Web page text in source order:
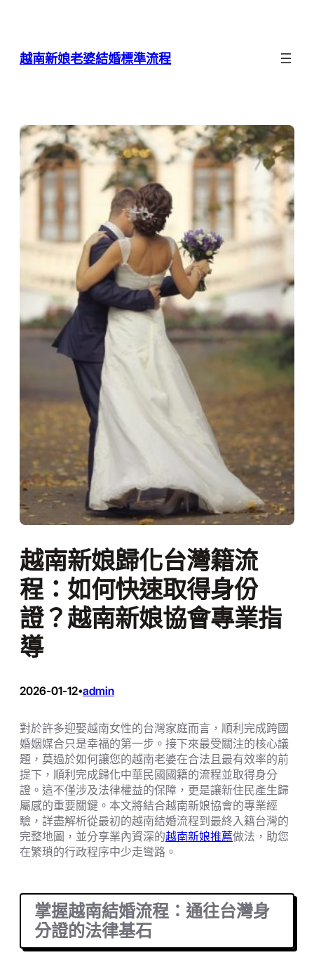
越南新娘老婆結婚標準流程
越南新娘歸化台灣籍流
程：如何快速取得身份
證？越南新娘協會專業指
導
2026-01-12•admin
對於許多迎娶越南女性的台灣家庭而言，順利完成跨國
婚姻媒合只是幸福的第一步。接下來最受關注的核心議
題，莫過於如何讓您的越南老婆在合法且最有效率的前
提下，順利完成歸化中華民國國籍的流程並取得身分
證。這不僅涉及法律權益的保障，更是讓新住民產生歸
屬感的重要關鍵。本文將結合越南新娘協會的專業經
驗，詳盡解析從最初的越南結婚流程到最終入籍台灣的
完整地圖，並分享業內資深的越南新娘推薦做法，助您
在繁瑣的行政程序中少走彎路。
掌握越南結婚流程：通往台灣身
分證的法律基石